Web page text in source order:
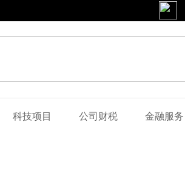
科技项目 公司财税 金融服务